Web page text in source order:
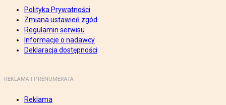
Polityka Prywatności
Zmiana ustawień zgód
Regulamin serwisu
Informacje o nadawcy
Deklaracja dostępności
REKLAMA I PRENUMERATA
Reklama